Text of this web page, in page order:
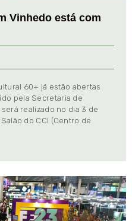
Vinhedo está com
60+ já estão abertas
pela Secretaria de
realizado no dia 3 de
do CCI (Centro de